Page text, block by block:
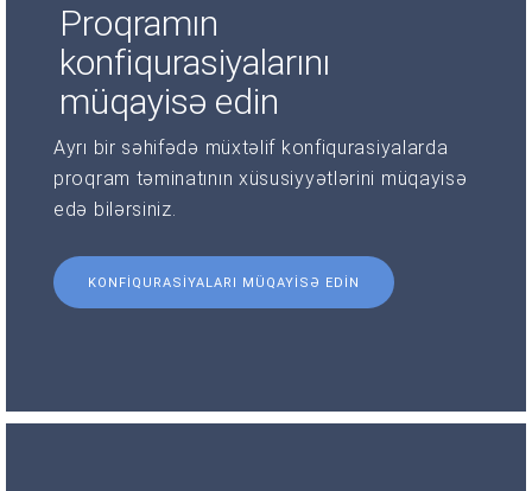
Proqramın
konfiqurasiyalarını
müqayisə edin
Ayrı bir səhifədə müxtəlif konfiqurasiyalarda
proqram təminatının xüsusiyyətlərini müqayisə
edə bilərsiniz.
KONFIQURASIYALARI MÜQAYISƏ EDIN